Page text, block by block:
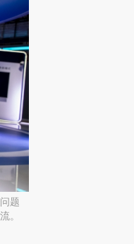
题
。